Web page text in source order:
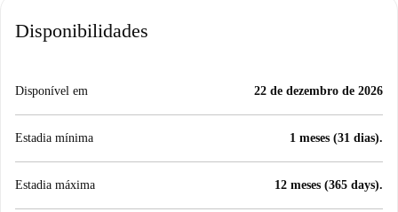
Disponibilidades
Disponível em 22 de dezembro de 2026
Estadia mínima 1 meses (31 dias).
Estadia máxima 12 meses (365 days).